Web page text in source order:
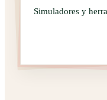
Simuladores y